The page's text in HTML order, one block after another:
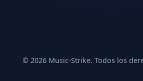
© 2026 Music-Strike. Todos los